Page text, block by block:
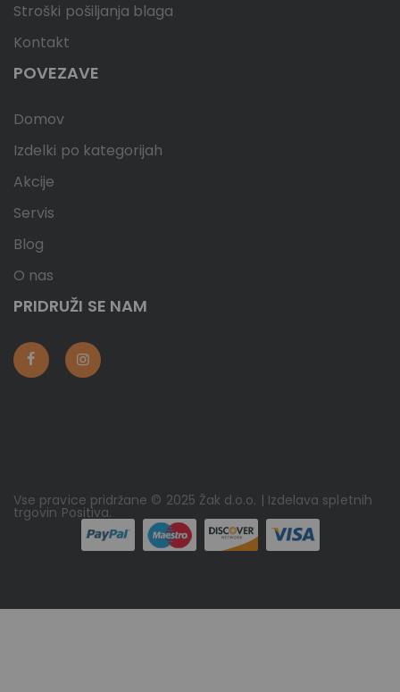
Stroški pošiljanja blaga
Kontakt
POVEZAVE
Domov
Izdelki po kategorijah
Akcije
Servis
Blog
O nas
PRIDRUŽI SE NAM
Vse pravice pridržane © 2025 Žak d.o.o. | Izdelava spletnih
trgovin Positiva.